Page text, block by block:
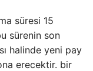
süresi 15
sürenin son
halinde yeni pay
erecektir. bir